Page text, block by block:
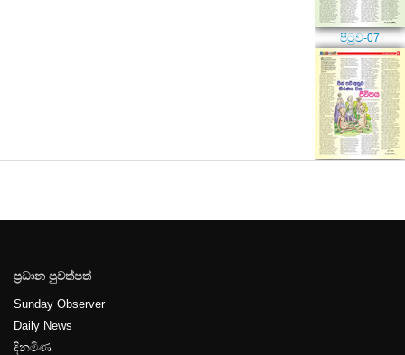
පිටුව-07
ප්‍රධාන පුවත්පත්
Sunday Observer
Daily News
දිනමිණ